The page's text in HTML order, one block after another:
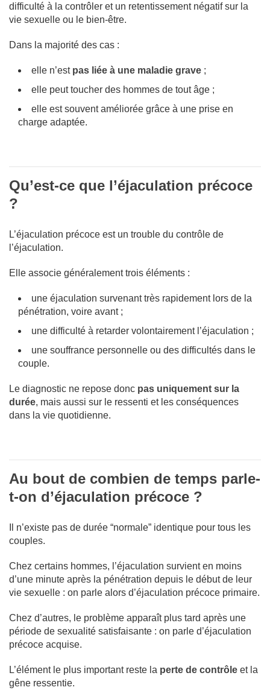
difficulté à la contrôler et un retentissement négatif sur la
vie sexuelle ou le bien-être.
Dans la majorité des cas :
elle n’est pas liée à une maladie grave ;
elle peut toucher des hommes de tout âge ;
elle est souvent améliorée grâce à une prise en
charge adaptée.
Qu’est-ce que l’éjaculation précoce
?
L’éjaculation précoce est un trouble du contrôle de
l’éjaculation.
Elle associe généralement trois éléments :
une éjaculation survenant très rapidement lors de la
pénétration, voire avant ;
une difficulté à retarder volontairement l’éjaculation ;
une souffrance personnelle ou des difficultés dans le
couple.
Le diagnostic ne repose donc pas uniquement sur la
durée, mais aussi sur le ressenti et les conséquences
dans la vie quotidienne.
Au bout de combien de temps parle-
t-on d’éjaculation précoce ?
Il n’existe pas de durée “normale” identique pour tous les
couples.
Chez certains hommes, l’éjaculation survient en moins
d’une minute après la pénétration depuis le début de leur
vie sexuelle : on parle alors d’éjaculation précoce primaire.
Chez d’autres, le problème apparaît plus tard après une
période de sexualité satisfaisante : on parle d’éjaculation
précoce acquise.
L’élément le plus important reste la perte de contrôle et la
gêne ressentie.